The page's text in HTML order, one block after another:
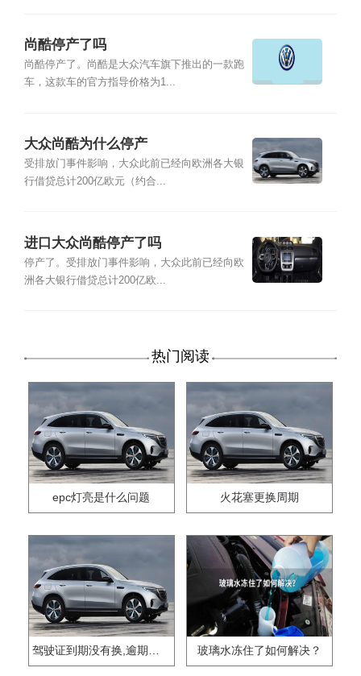
尚酷停产了吗
尚酷停产了。尚酷是大众汽车旗下推出的一款跑
车，这款车的官方指导价格为1...
大众尚酷为什么停产
受排放门事件影响，大众此前已经向欧洲各大银
行借贷总计200亿欧元（约合...
进口大众尚酷停产了吗
停产了。受排放门事件影响，大众此前已经向欧
洲各大银行借贷总计200亿欧...
热门阅读
epc灯亮是什么问题 火花塞更换周期
驾驶证到期没有换,逾期怎么办?? 玻璃水冻住了如何解决？